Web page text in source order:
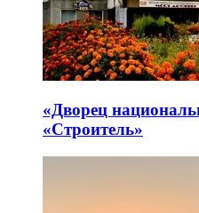
«Дворец
«Строитель»